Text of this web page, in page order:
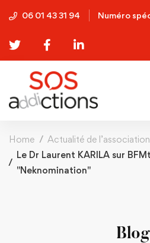
06 01 43 31 94 Numéro
Home
Actualité de l’association
Le Dr Laurent KARILA sur
"Neknomination"
Blog